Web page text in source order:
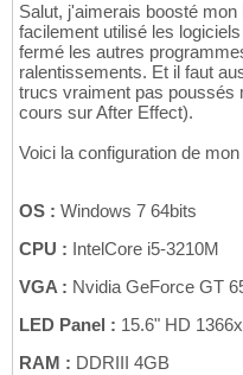
Salut, j'aimerais boosté
facilement utilisé les
fermé les autres
ralentissements. Et il faut
trucs vraiment pas poussés
cours sur After Effect).
Voici la configuration de
OS : Windows 7 64bits
CPU : IntelCore i5-3210M
VGA : Nvidia GeForce GT
LED Panel : 15.6" HD
RAM : DDRIII 4GB